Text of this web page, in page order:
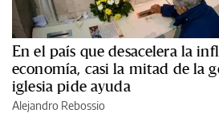
En el país que desacelera la
economía, casi la mitad de la
iglesia pide ayuda
Alejandro Rebossio